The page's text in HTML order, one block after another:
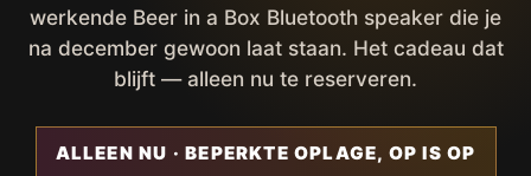
werkende Beer in a Box Bluetooth speaker die je
na december gewoon laat staan. Het cadeau dat
blijft — alleen nu te reserveren.
ALLEEN NU · BEPERKTE OPLAGE, OP IS OP